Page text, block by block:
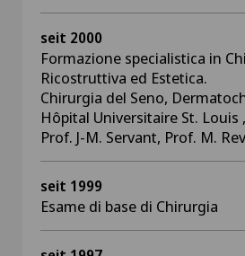
seit 2000
Formazione specialistica in
Ricostruttiva ed Estetica.
Chirurgia del Seno,
Hôpital Universitaire St. Louis
Prof. J-M. Servant, Prof. M.
seit 1999
Esame di base di Chirurgia